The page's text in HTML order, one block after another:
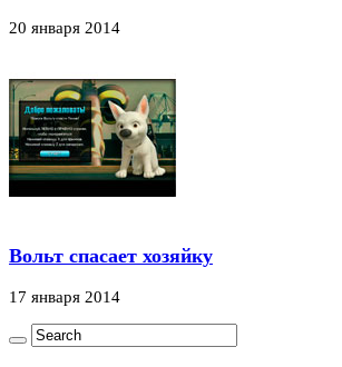
20 января 2014
Вольт спасает хозяйку
17 января 2014